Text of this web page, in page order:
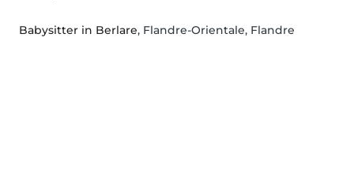
Babysitter in Berlare, Flandre-Orientale, Flandre